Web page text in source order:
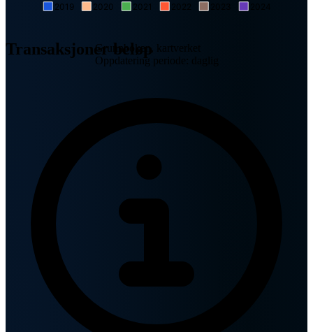
2019 2020 2021
Transaksjoner beløp
Grunnboken, kartverket
Oppdatering periode: daglig